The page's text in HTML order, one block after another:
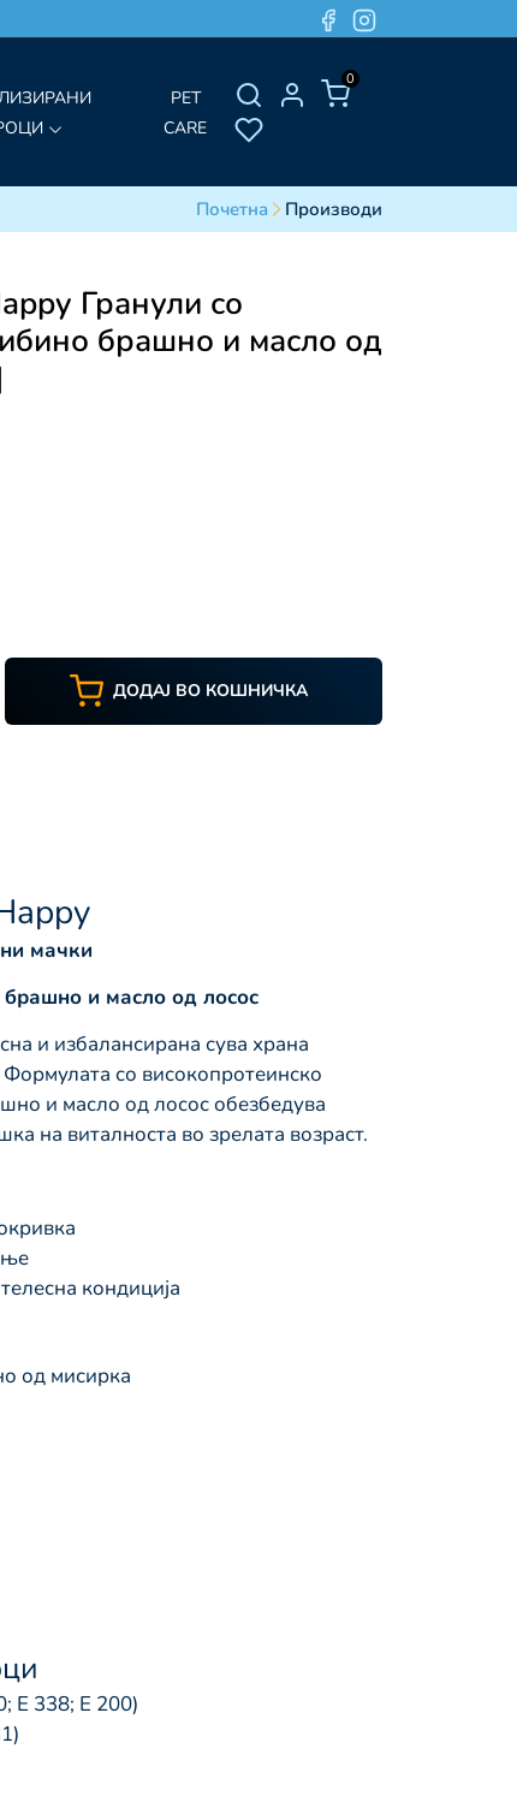
0
PET
CARE
Почетна Производи
Гранули со
брашно и масло од
ДОДАЈ ВО КОШНИЧКА
мачки
и масло од лосос
и избалансирана сува храна
со високопротеинско
и масло од лосос обезбедува
на виталноста во зрелата возраст.
кондиција
од мисирка
Е 338; Е 200)